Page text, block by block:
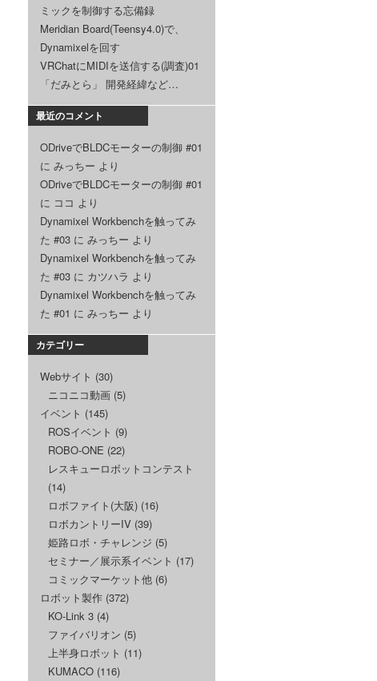
ミックを制御する忘備録
Meridian Board(Teensy4.0)で、
Dynamixelを回す
VRChatにMIDIを送信する(調査)01
「だみとら」 開発経緯など…
最近のコメント
ODriveでBLDCモーターの制御 #01
に みっちー より
ODriveでBLDCモーターの制御 #01
に ココ より
Dynamixel Workbenchを触ってみ
た #03 に みっちー より
Dynamixel Workbenchを触ってみ
た #03 に カツハラ より
Dynamixel Workbenchを触ってみ
た #01 に みっちー より
カテゴリー
Webサイト (30)
ニコニコ動画 (5)
イベント (145)
ROSイベント (9)
ROBO-ONE (22)
レスキューロボットコンテスト
(14)
ロボファイト(大阪) (16)
ロボカントリーIV (39)
姫路ロボ・チャレンジ (5)
セミナー／展示系イベント (17)
コミックマーケット他 (6)
ロボット製作 (372)
KO-Link 3 (4)
ファイバリオン (5)
上半身ロボット (11)
KUMACO (116)